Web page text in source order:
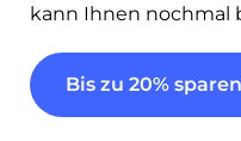
kann Ihnen nochmal
Bis zu 20%